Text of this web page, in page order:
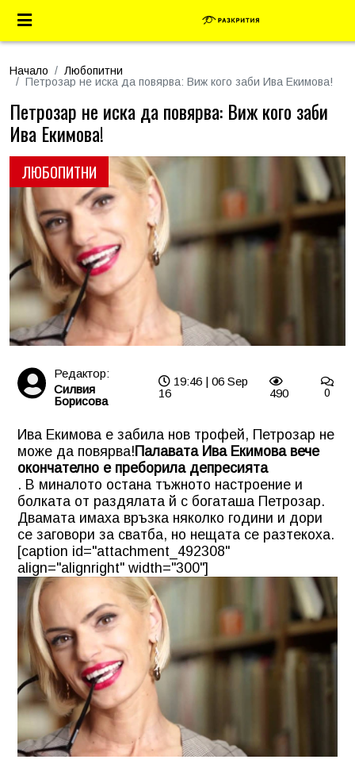
Начало
Любопитни
Петрозар не иска да повярва: Виж кого заби Ива Екимова!
ЛЮБОПИТНИ
Петрозар не иска да повярва: Виж кого заби
Ива Екимова!
Редактор:
Силвия
Борисова
19:46 | 06 Sep
16
490 0
Ива Екимова е забила нов трофей, Петрозар не
може да повярва!Палавата Ива Екимова вече
окончателно е преборила депресията
. В миналото остана тъжното настроение и
болката от раздялата й с богаташа Петрозар.
Двамата имаха връзка няколко години и дори
се заговори за сватба, но нещата се разтекоха.
[caption id="attachment_492308"
align="alignright" width="300"]